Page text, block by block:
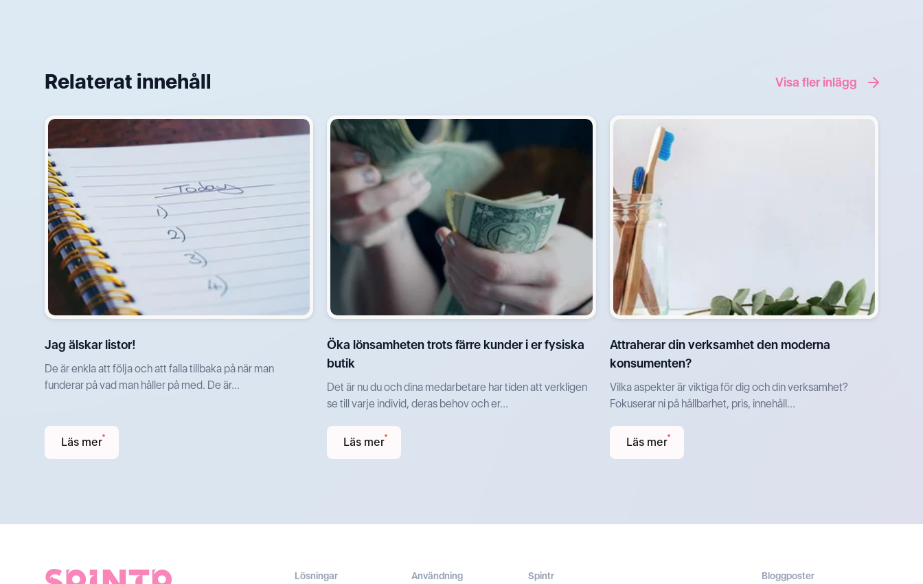
Relaterat innehåll Visa fler inlägg
Jag älskar listor!
De är enkla att följa och att falla tillbaka på när man
funderar på vad man håller på med. De är...
Läs mer
Öka lönsamheten trots färre kunder i er fysiska
butik
Det är nu du och dina medarbetare har tiden att verkligen
se till varje individ, deras behov och er...
Läs mer
Attraherar din verksamhet den moderna
konsumenten?
Vilka aspekter är viktiga för dig och din verksamhet?
Fokuserar ni på hållbarhet, pris, innehåll...
Läs mer
Lösningar Användning Spintr Bloggposter